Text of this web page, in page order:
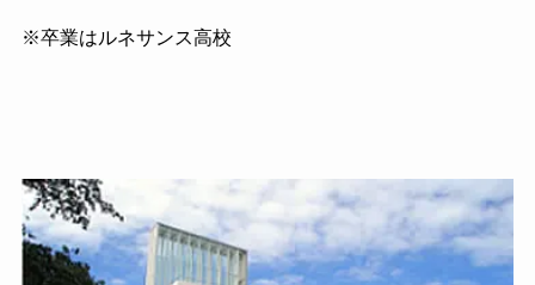
※卒業はルネサンス高校